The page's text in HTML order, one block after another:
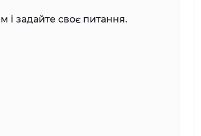
і задайте своє питання.